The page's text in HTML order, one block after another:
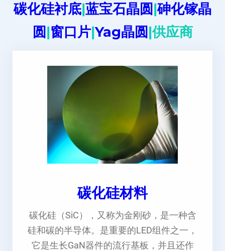
碳化硅衬底|蓝宝石晶圆|砷化镓晶
圆|窗口片|Yag晶圆|供应商
碳化硅材料
碳化硅（SiC），又称为金刚砂，是一种含
硅和碳的半导体。是重要的LED组件之一，
它是生长GaN器件的流行基板，并且还作